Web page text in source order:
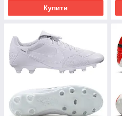
Купити